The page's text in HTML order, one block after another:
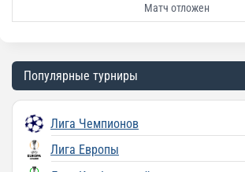
Матч отложен
Популярные турниры
Лига Чемпионов
Лига Европы